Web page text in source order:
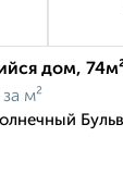
дом,
за м²